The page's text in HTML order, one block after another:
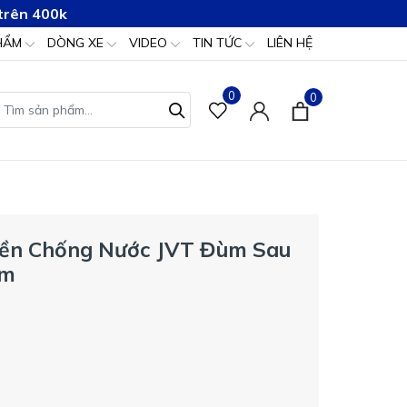
400k
DÒNG XE VIDEO TIN TỨC LIÊN HỆ
0 0
Chống Nước JVT Đùm Sau